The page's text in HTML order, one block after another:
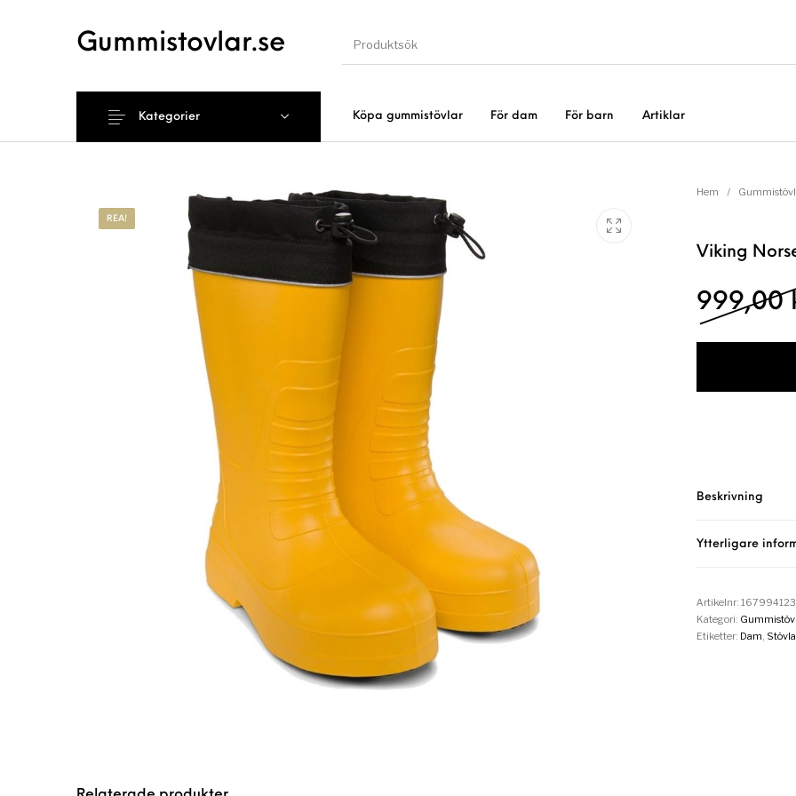
Gummistovlar.se
Köpa gummistövlar För dam För barn Artiklar
Kategorier
Gummistövlar
REA!
Hem /
Viking
999,00
Beskrivning
Ytterligare
Artikelnr:
Kategori:
Etiketter: Dam